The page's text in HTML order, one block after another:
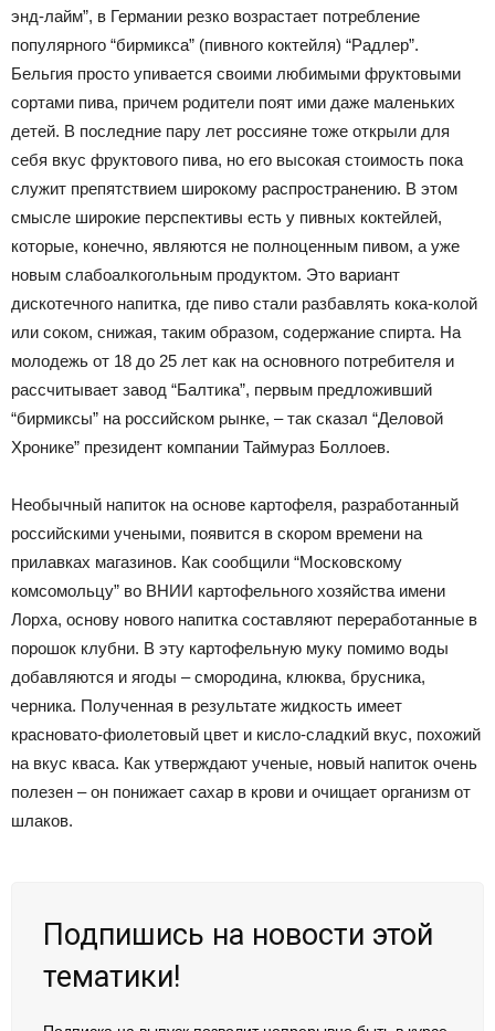
энд-лайм”, в Германии резко возрастает потребление
популярного “бирмикса” (пивного коктейля) “Радлер”.
Бельгия просто упивается своими любимыми фруктовыми
сортами пива, причем родители поят ими даже маленьких
детей. В последние пару лет россияне тоже открыли для
себя вкус фруктового пива, но его высокая стоимость пока
служит препятствием широкому распространению. В этом
смысле широкие перспективы есть у пивных коктейлей,
которые, конечно, являются не полноценным пивом, а уже
новым слабоалкогольным продуктом. Это вариант
дискотечного напитка, где пиво стали разбавлять кока-колой
или соком, снижая, таким образом, содержание спирта. На
молодежь от 18 до 25 лет как на основного потребителя и
рассчитывает завод “Балтика”, первым предложивший
“бирмиксы” на российском рынке, – так сказал “Деловой
Хронике” президент компании Таймураз Боллоев.
Необычный напиток на основе картофеля, разработанный
российскими учеными, появится в скором времени на
прилавках магазинов. Как сообщили “Московскому
комсомольцу” во ВНИИ картофельного хозяйства имени
Лорха, основу нового напитка составляют переработанные в
порошок клубни. В эту картофельную муку помимо воды
добавляются и ягоды – смородина, клюква, брусника,
черника. Полученная в результате жидкость имеет
красновато-фиолетовый цвет и кисло-сладкий вкус, похожий
на вкус кваса. Как утверждают ученые, новый напиток очень
полезен – он понижает сахар в крови и очищает организм от
шлаков.
Подпишись на новости этой
тематики!